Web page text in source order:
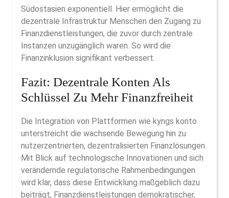
Südostasien exponentiell. Hier ermöglicht die
dezentrale Infrastruktur Menschen den Zugang zu
Finanzdienstleistungen, die zuvor durch zentrale
Instanzen unzugänglich waren. So wird die
Finanzinklusion signifikant verbessert.
Fazit: Dezentrale Konten Als
Schlüssel Zu Mehr Finanzfreiheit
Die Integration von Plattformen wie kyngs konto
unterstreicht die wachsende Bewegung hin zu
nutzerzentrierten, dezentralisierten Finanzlösungen.
Mit Blick auf technologische Innovationen und sich
verändernde regulatorische Rahmenbedingungen
wird klar, dass diese Entwicklung maßgeblich dazu
beiträgt, Finanzdienstleistungen demokratischer,